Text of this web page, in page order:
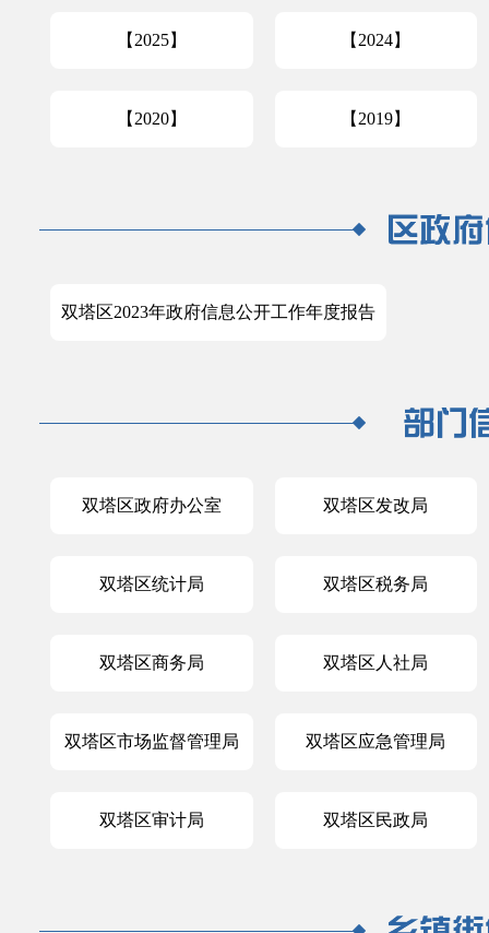
【2025】 【2024】
【2020】 【2019】
双塔区2023年政府信息公开工作年度报告
双塔区政府办公室 双塔区发改局
双塔区统计局 双塔区税务局
双塔区商务局 双塔区人社局
双塔区市场监督管理局 双塔区应急管理局
双塔区审计局 双塔区民政局